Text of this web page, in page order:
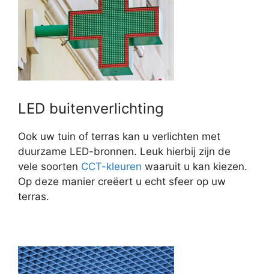
LED buitenverlichting
Ook uw tuin of terras kan u verlichten met
duurzame LED-bronnen. Leuk hierbij zijn de
vele soorten CCT-kleuren waaruit u kan kiezen.
Op deze manier creëert u echt sfeer op uw
terras.